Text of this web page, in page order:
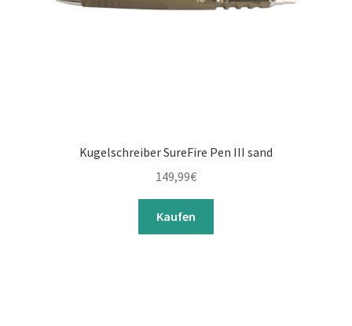
Kugelschreiber SureFire Pen III sand
149,99€
Kaufen